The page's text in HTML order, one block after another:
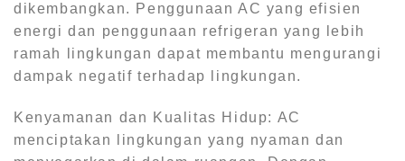
dikembangkan. Penggunaan AC yang efisien
energi dan penggunaan refrigeran yang lebih
ramah lingkungan dapat membantu mengurangi
dampak negatif terhadap lingkungan.
Kenyamanan dan Kualitas Hidup: AC
menciptakan lingkungan yang nyaman dan